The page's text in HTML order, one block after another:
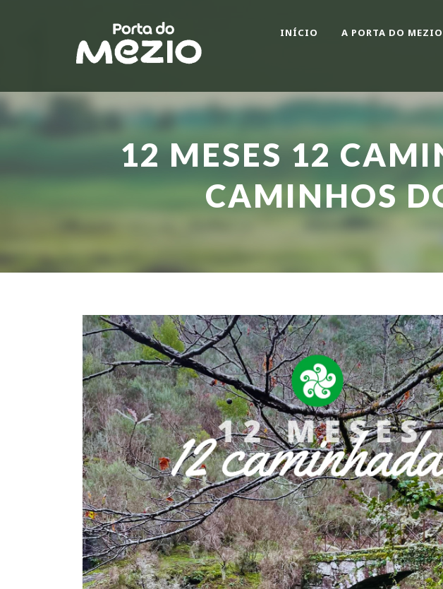
INÍCIO A PORTA DO MEZIO
12 MESES 12
CAMINHOS